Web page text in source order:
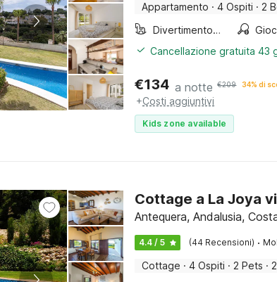
Appartamento · 4 Ospiti · 2
Divertimento per bambini
Cancellazione gratuita 43
€134 a notte €209 34% di
+Costi aggiuntivi
Kids zone available
Cottage a La Joya
Antequera, Andalusia,
4.4 / 5 (44 Recensioni) ·
Cottage · 4 Ospiti · 2 Pets ·